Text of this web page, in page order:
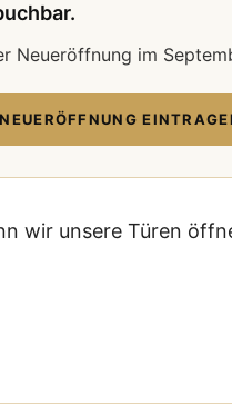
Neueröffnung im
wir unsere Türen